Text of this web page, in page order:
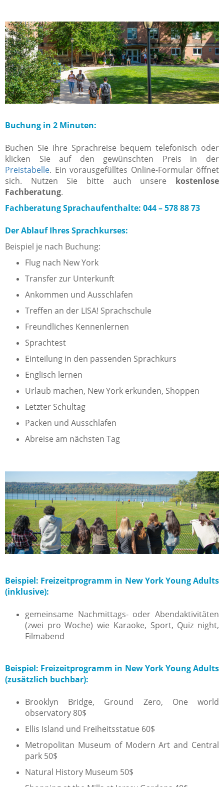
Buchung in 2 Minuten:
Buchen Sie ihre Sprachreise bequem telefonisch oder
klicken Sie auf den gewünschten Preis in der
Preistabelle. Ein vorausgefülltes Online-Formular öffnet
sich. Nutzen Sie bitte auch unsere kostenlose
Fachberatung.
Fachberatung Sprachaufenthalte: 044 – 578 88 73
Der Ablauf Ihres Sprachkurses:
Beispiel je nach Buchung:
Flug nach New York
Transfer zur Unterkunft
Ankommen und Ausschlafen
Treffen an der LISA! Sprachschule
Freundliches Kennenlernen
Sprachtest
Einteilung in den passenden Sprachkurs
Englisch lernen
Urlaub machen, New York erkunden, Shoppen
Letzter Schultag
Packen und Ausschlafen
Abreise am nächsten Tag
Beispiel: Freizeitprogramm in New York Young Adults
(inklusive):
gemeinsame Nachmittags- oder Abendaktivitäten
(zwei pro Woche) wie Karaoke, Sport, Quiz night,
Filmabend
Beispiel: Freizeitprogramm in New York Young Adults
(zusätzlich buchbar):
Brooklyn Bridge, Ground Zero, One world
observatory 80$
Ellis Island und Freiheitsstatue 60$
Metropolitan Museum of Modern Art and Central
park 50$
Natural History Museum 50$